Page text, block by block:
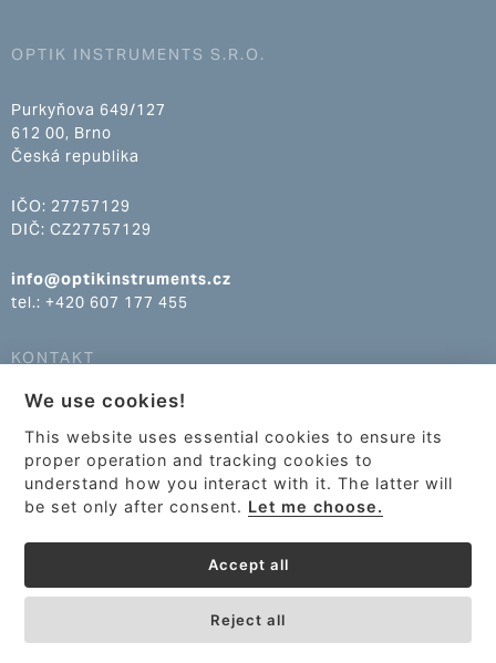
OPTIK INSTRUMENTS S.R.O.
Purkyňova 649/127
612 00, Brno
Česká republika
IČO: 27757129
DIČ: CZ27757129
info@optikinstruments.cz
tel.: +420 607 177 455
KONTAKT
info@optikinstruments.cz
tel.: +420 607 177 455
We use cookies!
This website uses essential cookies to ensure its
proper operation and tracking cookies to
understand how you interact with it. The latter will
be set only after consent. Let me choose.
Accept all
Reject all